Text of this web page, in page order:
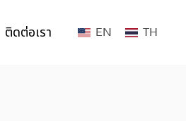
ติดต่อเรา EN TH